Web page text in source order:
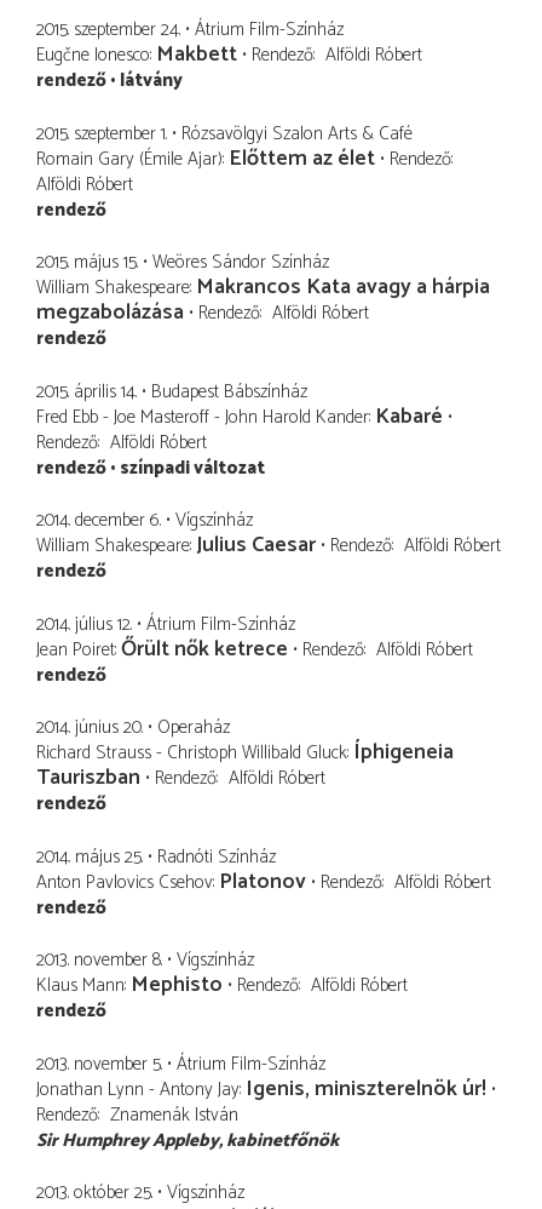
2015. szeptember 24. Átrium Film-Színház
Eugčne Ionesco Makbett Rendező Alföldi Róbert
rendező látvány
2015. szeptember 1. Rózsavölgyi Szalon Arts & Café
Romain Gary (Émile Ajar) Előttem az élet Rendező
Alföldi Róbert
rendező
2015. május 15. Weöres Sándor Színház
William Shakespeare Makrancos Kata avagy a hárpia
megzabolázása Rendező Alföldi Róbert
rendező
2015. április 14. Budapest Bábszínház
Fred Ebb - Joe Masteroff - John Harold Kander Kabaré
Rendező Alföldi Róbert
rendező színpadi változat
2014. december 6. Vígszínház
William Shakespeare Julius Caesar Rendező Alföldi Róbert
rendező
2014. július 12. Átrium Film-Színház
Jean Poiret Őrült nők ketrece Rendező Alföldi Róbert
rendező
2014. június 20. Operaház
Richard Strauss - Christoph Willibald Gluck Íphigeneia
Tauriszban Rendező Alföldi Róbert
rendező
2014. május 25. Radnóti Színház
Anton Pavlovics Csehov Platonov Rendező Alföldi Róbert
rendező
2013. november 8. Vígszínház
Klaus Mann Mephisto Rendező Alföldi Róbert
rendező
2013. november 5. Átrium Film-Színház
Jonathan Lynn - Antony Jay Igenis, miniszterelnök úr!
Rendező Znamenák István
Sir Humphrey Appleby kabinetfőnök
2013. október 25. Vígszínház